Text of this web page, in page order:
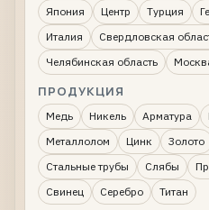
Япония
Центр Турция
Италия
Свердловская
Челябинская область
ПРОДУКЦИЯ
Медь Никель Арматура
Металлолом
Цинк Золото
Стальные трубы
Слябы
Свинец
Серебро Титан